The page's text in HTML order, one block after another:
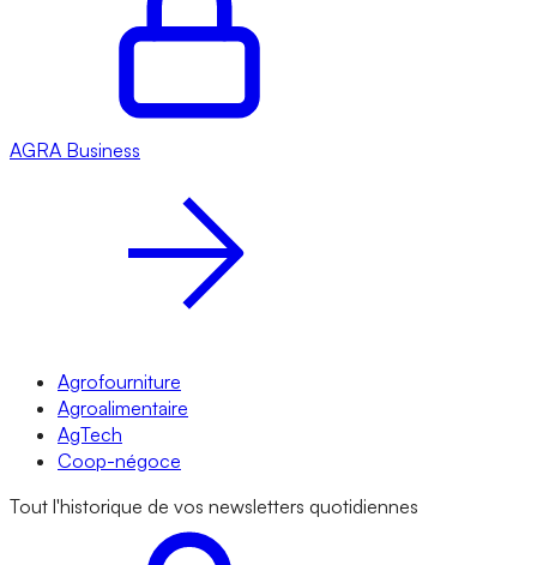
AGRA Business
Agrofourniture
Agroalimentaire
AgTech
Coop-négoce
Tout l'historique de vos newsletters quotidiennes